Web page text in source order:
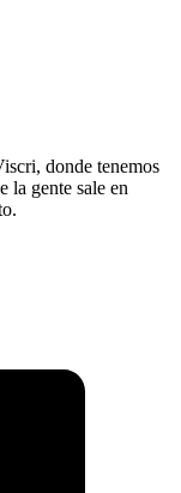
donde tenemos
la gente sale en